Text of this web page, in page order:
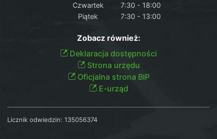
Czwartek
7:30 - 18:00
Piątek
7:30 - 13:00
Zobacz również:
Deklaracja dostępności
Strona urzędu
Oficjalna strona BIP
E-urząd
Licznik odwiedzin: 135056374